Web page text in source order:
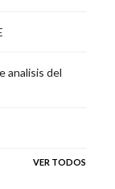
analisis del
VER TODOS